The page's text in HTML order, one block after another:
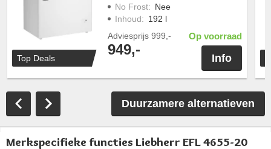
Top Deals
No Frost: Nee
Inhoud: 192 l
Adviesprijs 999,-
949,-
Op voorraad
Info
Duurzamere alternatieven
Merkspecifieke functies Liebherr EFL 4655-20